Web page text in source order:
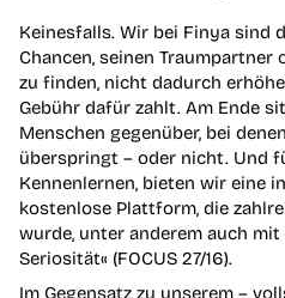
Keinesfalls. Wir bei Finya sind
Chancen, seinen Traumpartner
zu finden, nicht dadurch
Gebühr dafür zahlt. Am Ende
Menschen gegenüber, bei
überspringt – oder nicht. Und
Kennenlernen, bieten wir eine
kostenlose Plattform, die
wurde, unter anderem auch mit
Seriosität« (FOCUS 27/16).
Im Gegensatz zu unserem –